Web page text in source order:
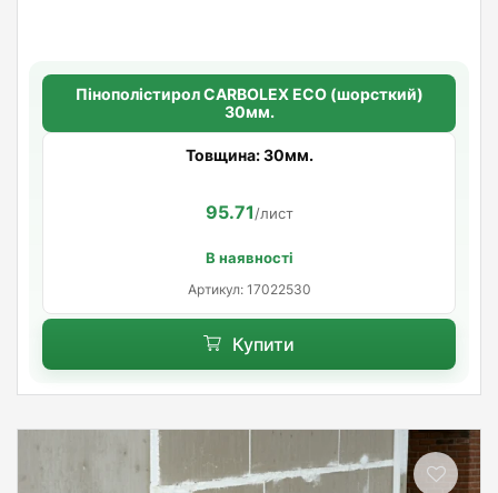
Пінополістирол CARBOLEX ECO (шорсткий)
30мм.
Товщина: 30мм.
95.71/лист
В наявності
Артикул: 17022530
Купити